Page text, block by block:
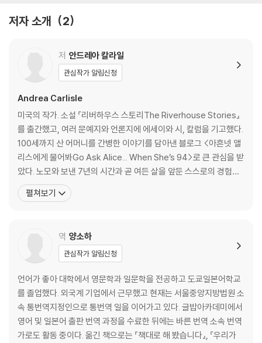
왜 동화 속 할머니는 흉측할까
겨울의 이야기를 읽고 싶다
우리가 서로를 존중할 때
3. 오래 살아야 보이는 것들
슬픔을 마주하는 힘
이젠 아무것도 당연하지 않다
당신 삶의 한 조각을 쥐고
그저 다가오는 대로 살면 된다
저자 소개 2
저 안드레아 칼라일
관심작가 알림신청
Andrea Carlisle
미국의 작가. 소설 『리버하우스 스토리The Riverhouse Stories』
를 출간했고, 여러 문예지와 언론지에 에세이와 시, 칼럼을 기고했다.
100세까지 산 어머니를 간병한 이야기를 담아낸 블로그 <아흔넷 앨
리스에게 물어봐Go Ask Alice... When She’s 94>로 큰 관심을 받
았다. 노모와 보낸 7년의 시간과 곧 여든 살을 앞둔 스스로의 경험은
사회적으로 당연하게 받아들여지는 노화에 관한 고정관념에 질문을
품게 했다. 왜 우리는 나이 드는 걸 자연스럽게 받아들이지 못할까?
펼쳐보기
역 양소하
관심작가 알림신청
언어가 좋아 대학에서 영문학과 일문학을 전공하고 도쿄일본어학교
를 졸업했다. 외국계 기업에서 근무했고 현재는 서울중앙지방법원 소
속 통번역지정인으로 통번역 일을 이어가고 있다. 글밥아카데미에서
영어 및 일본어 출판 번역 과정을 수료한 뒤에는 바른 번역 소속 번역
가로도 활동 중이다. 옮긴 책으로는 『책대로 해 봤습니다』, 『우리가